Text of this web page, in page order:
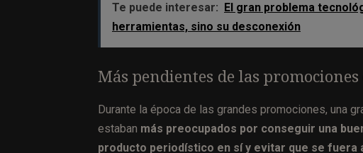
Te puede interesar:
El gran problema
herramientas, sino su desconexión
Más pendientes de las
Durante la época de las grandes promociones, una
estaban más preocupados por conseguir una
producto periodístico en sí y evitar que se fuera